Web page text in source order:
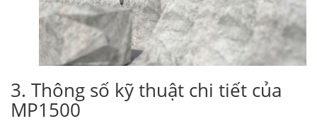
3. Thông số kỹ thuật chi tiết của
MP1500